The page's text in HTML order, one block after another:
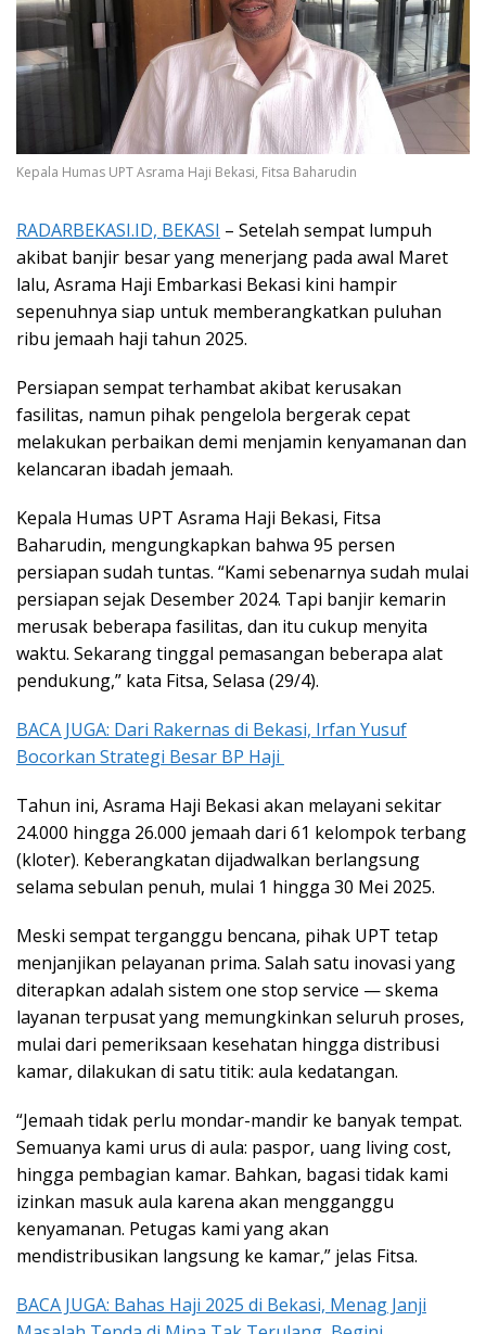
Kepala Humas UPT Asrama Haji Bekasi, Fitsa Baharudin
RADARBEKASI.ID, BEKASI – Setelah sempat lumpuh
akibat banjir besar yang menerjang pada awal Maret
lalu, Asrama Haji Embarkasi Bekasi kini hampir
sepenuhnya siap untuk memberangkatkan puluhan
ribu jemaah haji tahun 2025.
Persiapan sempat terhambat akibat kerusakan
fasilitas, namun pihak pengelola bergerak cepat
melakukan perbaikan demi menjamin kenyamanan dan
kelancaran ibadah jemaah.
Kepala Humas UPT Asrama Haji Bekasi, Fitsa
Baharudin, mengungkapkan bahwa 95 persen
persiapan sudah tuntas. “Kami sebenarnya sudah mulai
persiapan sejak Desember 2024. Tapi banjir kemarin
merusak beberapa fasilitas, dan itu cukup menyita
waktu. Sekarang tinggal pemasangan beberapa alat
pendukung,” kata Fitsa, Selasa (29/4).
BACA JUGA: Dari Rakernas di Bekasi, Irfan Yusuf
Bocorkan Strategi Besar BP Haji
Tahun ini, Asrama Haji Bekasi akan melayani sekitar
24.000 hingga 26.000 jemaah dari 61 kelompok terbang
(kloter). Keberangkatan dijadwalkan berlangsung
selama sebulan penuh, mulai 1 hingga 30 Mei 2025.
Meski sempat terganggu bencana, pihak UPT tetap
menjanjikan pelayanan prima. Salah satu inovasi yang
diterapkan adalah sistem one stop service — skema
layanan terpusat yang memungkinkan seluruh proses,
mulai dari pemeriksaan kesehatan hingga distribusi
kamar, dilakukan di satu titik: aula kedatangan.
“Jemaah tidak perlu mondar-mandir ke banyak tempat.
Semuanya kami urus di aula: paspor, uang living cost,
hingga pembagian kamar. Bahkan, bagasi tidak kami
izinkan masuk aula karena akan mengganggu
kenyamanan. Petugas kami yang akan
mendistribusikan langsung ke kamar,” jelas Fitsa.
BACA JUGA: Bahas Haji 2025 di Bekasi, Menag Janji